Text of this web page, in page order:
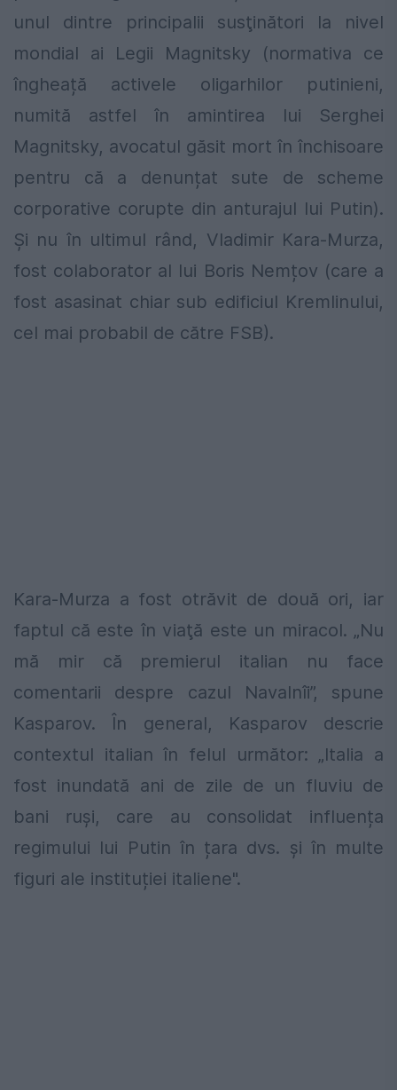
unul dintre principalii susţinători la nivel
mondial ai Legii Magnitsky (normativa ce
îngheață activele oligarhilor putinieni,
numită astfel în amintirea lui Serghei
Magnitsky, avocatul găsit mort în închisoare
pentru că a denunțat sute de scheme
corporative corupte din anturajul lui Putin).
Şi nu în ultimul rând, Vladimir Kara-Murza,
fost colaborator al lui Boris Nemțov (care a
fost asasinat chiar sub edificiul Kremlinului,
cel mai probabil de către FSB).
Kara-Murza a fost otrăvit de două ori, iar
faptul că este în viaţă este un miracol. „Nu
mă mir că premierul italian nu face
comentarii despre cazul Navalnîi”, spune
Kasparov. În general, Kasparov descrie
contextul italian în felul următor: „Italia a
fost inundată ani de zile de un fluviu de
bani ruși, care au consolidat influența
regimului lui Putin în țara dvs. și în multe
figuri ale instituției italiene".